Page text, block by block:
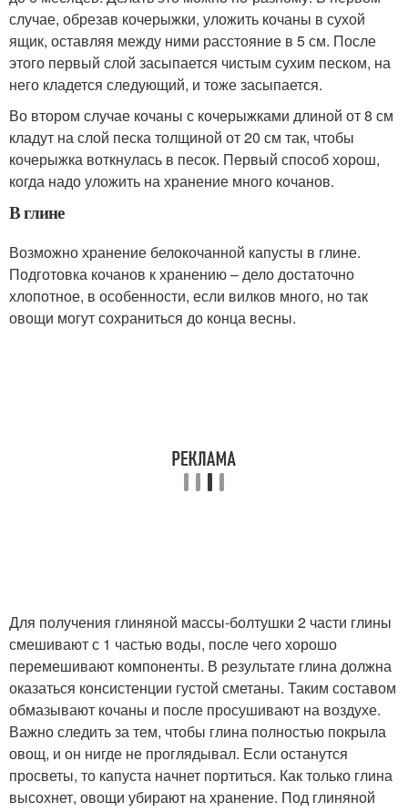
случае, обрезав кочерыжки, уложить кочаны в сухой
ящик, оставляя между ними расстояние в 5 см. После
этого первый слой засыпается чистым сухим песком, на
него кладется следующий, и тоже засыпается.
Во втором случае кочаны с кочерыжками длиной от 8 см
кладут на слой песка толщиной от 20 см так, чтобы
кочерыжка воткнулась в песок. Первый способ хорош,
когда надо уложить на хранение много кочанов.
В глине
Возможно хранение белокочанной капусты в глине.
Подготовка кочанов к хранению – дело достаточно
хлопотное, в особенности, если вилков много, но так
овощи могут сохраниться до конца весны.
Для получения глиняной массы-болтушки 2 части глины
смешивают с 1 частью воды, после чего хорошо
перемешивают компоненты. В результате глина должна
оказаться консистенции густой сметаны. Таким составом
обмазывают кочаны и после просушивают на воздухе.
Важно следить за тем, чтобы глина полностью покрыла
овощ, и он нигде не проглядывал. Если останутся
просветы, то капуста начнет портиться. Как только глина
высохнет, овощи убирают на хранение. Под глиняной